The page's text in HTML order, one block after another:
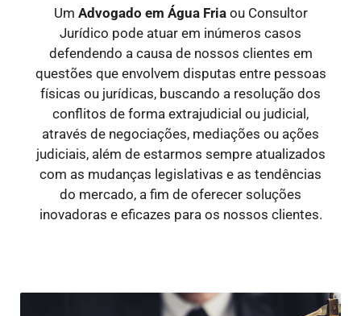
Um Advogado em Água Friaou Consultor
Jurídico pode atuar em inúmeros casos
defendendo a causa de nossos clientes em
questões que envolvem disputas entre pessoas
físicas ou jurídicas, buscando a resolução dos
conflitos de forma extrajudicial ou judicial,
através de negociações, mediações ou ações
judiciais, além de estarmos sempre atualizados
com as mudanças legislativas e as tendências
do mercado, a fim de oferecer soluções
inovadoras e eficazes para os nossos clientes.